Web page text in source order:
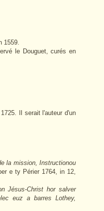
1559.
le Douguet, curés en
Il serait l'auteur d'un
la mission, Instructionou
e ty Périer 1764, in 12,
Jésus-Christ hor salver
euz a barres Lothey,